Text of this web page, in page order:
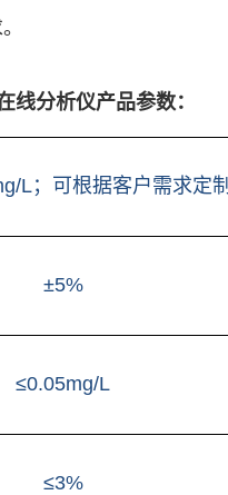
线分析仪产品参数：
L；可根据客户需求定
±5%
≤0.05mg/L
≤3%